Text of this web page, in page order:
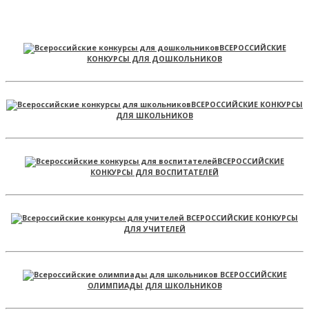
ВСЕРОССИЙСКИЕ
КОНКУРСЫ ДЛЯ ДОШКОЛЬНИКОВ
ВСЕРОССИЙСКИЕ КОНКУРСЫ
ДЛЯ ШКОЛЬНИКОВ
ВСЕРОССИЙСКИЕ
КОНКУРСЫ ДЛЯ ВОСПИТАТЕЛЕЙ
ВСЕРОССИЙСКИЕ КОНКУРСЫ
ДЛЯ УЧИТЕЛЕЙ
ВСЕРОССИЙСКИЕ
ОЛИМПИАДЫ ДЛЯ ШКОЛЬНИКОВ